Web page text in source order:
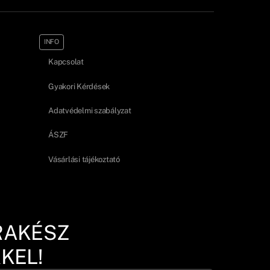
INFO
Kapcsolat
Gyakori Kérdések
Adatvédelmi szabályzat
ÁSZF
Vásárlási tájékoztató